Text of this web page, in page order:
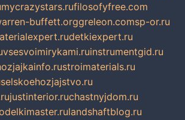
mycrazystars.rufilosofyfree.com
buffett.orggreleon.comsp-or.ru
detkiexpert.ru
vsesvoimirykami.ruinstrumentgid.ru
stroimaterials.ru
selskoehozjajstvo.ru
justinterior.ruchastnyjdom.ru
landshaftblog.ru